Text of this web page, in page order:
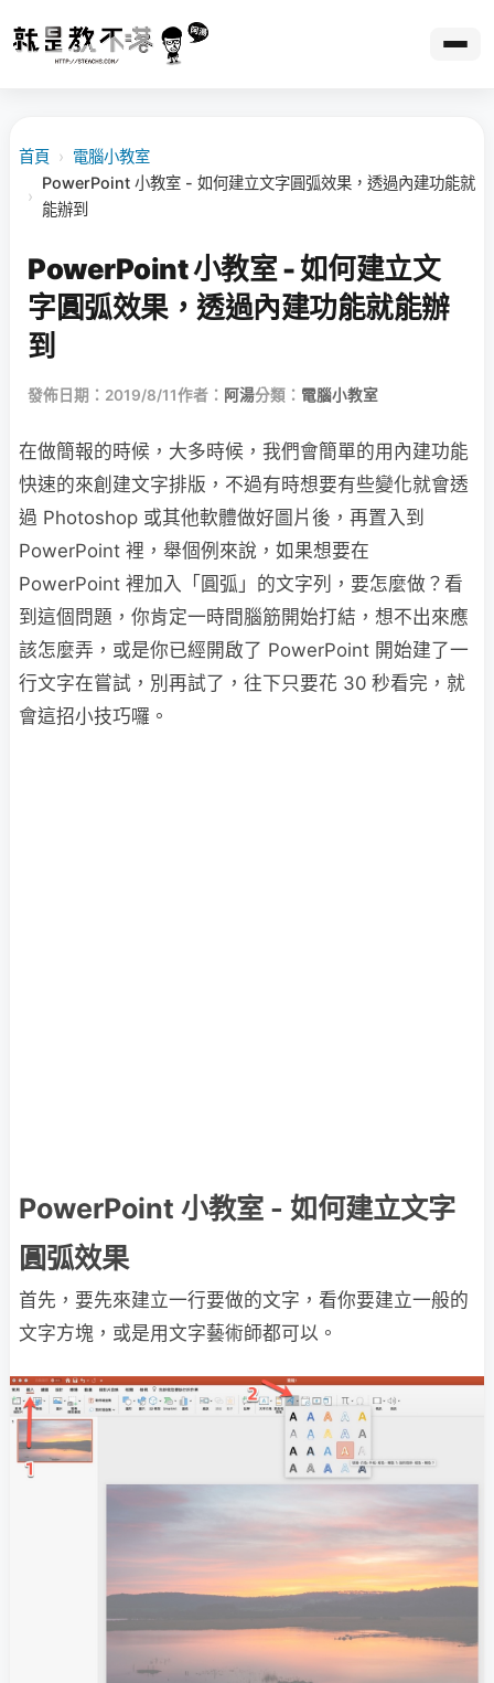
首頁 › 電腦小教室
›
PowerPoint 小教室 - 如何建立文字圓弧效果，透過內建功能就
能辦到
PowerPoint 小教室 - 如何建立文
字圓弧效果，透過內建功能就能辦
到
發佈日期：2019/8/11作者： 阿湯分類： 電腦小教室
在做簡報的時候，大多時候，我們會簡單的用內建功能
快速的來創建文字排版，不過有時想要有些變化就會透
過 Photoshop 或其他軟體做好圖片後，再置入到
PowerPoint 裡，舉個例來說，如果想要在
PowerPoint 裡加入「圓弧」的文字列，要怎麼做？看
到這個問題，你肯定一時間腦筋開始打結，想不出來應
該怎麼弄，或是你已經開啟了 PowerPoint 開始建了一
行文字在嘗試，別再試了，往下只要花 30 秒看完，就
會這招小技巧囉。
PowerPoint 小教室 - 如何建立文字
圓弧效果
首先，要先來建立一行要做的文字，看你要建立一般的
文字方塊，或是用文字藝術師都可以。